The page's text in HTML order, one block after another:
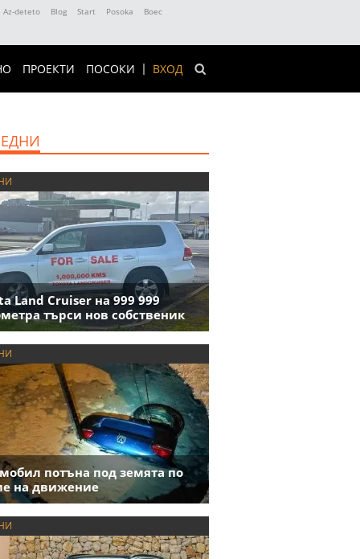
Az-deteto Blog Start Posoka
Boec
ВХОД
ПРОЕКТИ ПОСОКИ
Land Cruiser на 999 999
търси нов собственик
потъна под земята по
на движение